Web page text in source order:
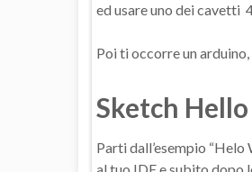
ed usare uno dei cavetti
Poi ti occorre un
Sketch
Parti dall’esempio